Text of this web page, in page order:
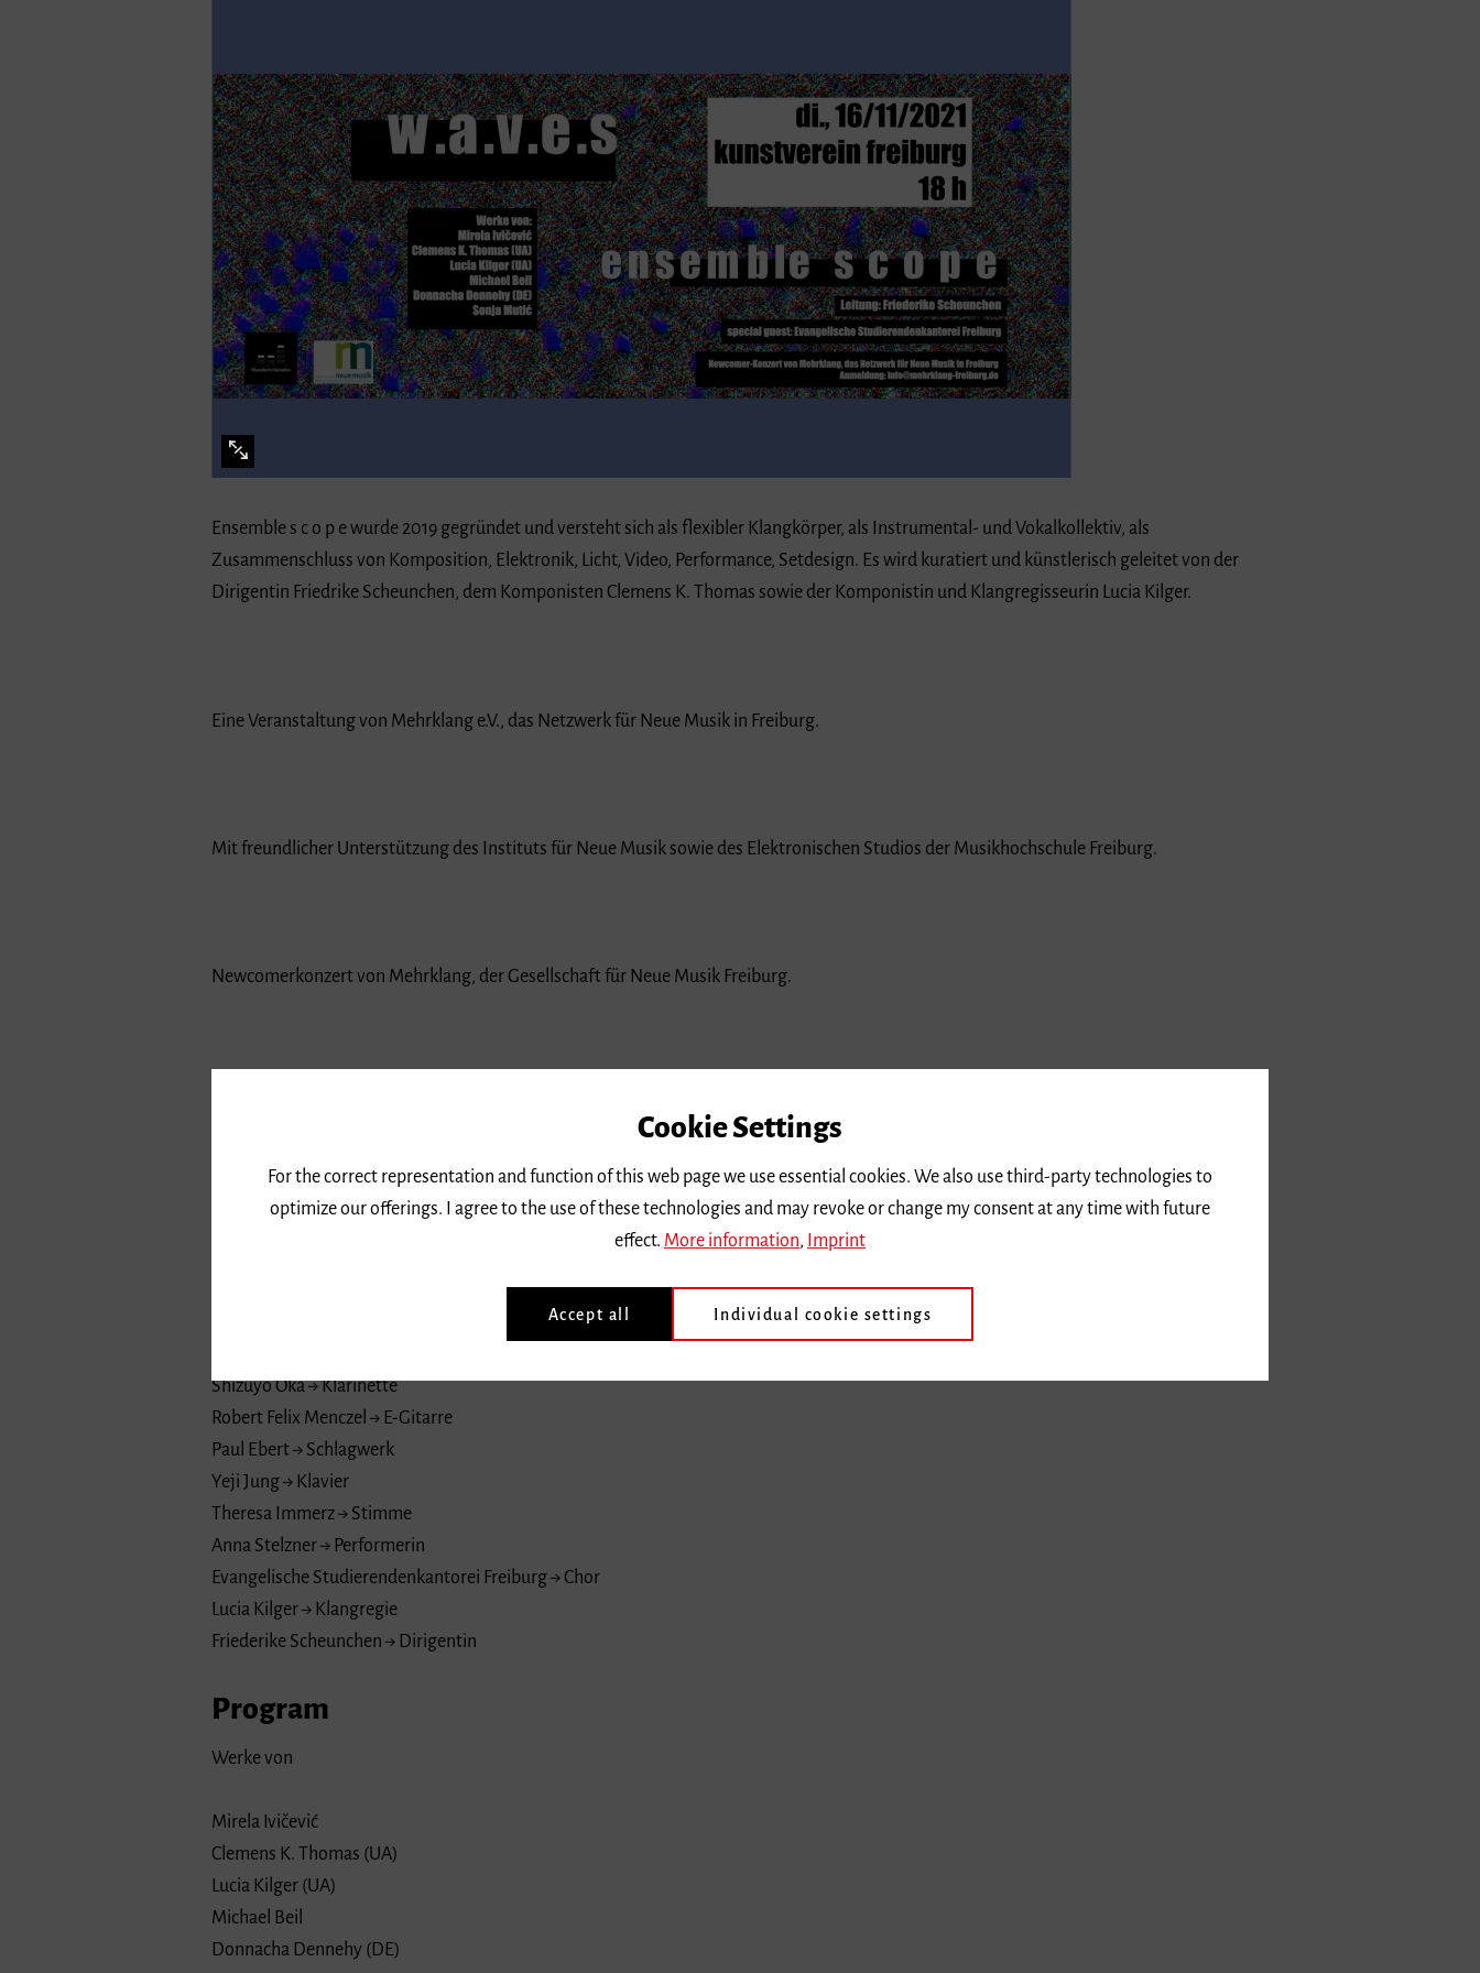
Ensemble s c o p e wurde 2019 gegründet und versteht sich als flexibler Klangkörper, als Instrumental- und Vokalkollektiv, als
Zusammenschluss von Komposition, Elektronik, Licht, Video, Performance, Setdesign. Es wird kuratiert und künstlerisch geleitet von der
Dirigentin Friedrike Scheunchen, dem Komponisten Clemens K. Thomas sowie der Komponistin und Klangregisseurin Lucia Kilger.
Eine Veranstaltung von Mehrklang e.V., das Netzwerk für Neue Musik in Freiburg.
Mit freundlicher Unterstützung des Instituts für Neue Musik sowie des Elektronischen Studios der Musikhochschule Freiburg.
Newcomerkonzert von Mehrklang, der Gesellschaft für Neue Musik Freiburg.
Shizuyo Oka → Klarinette
Robert Felix Menczel → E-Gitarre
Paul Ebert → Schlagwerk
Yeji Jung → Klavier
Theresa Immerz → Stimme
Anna Stelzner → Performerin
Evangelische Studierendenkantorei Freiburg → Chor
Lucia Kilger → Klangregie
Friederike Scheunchen → Dirigentin
Program
Werke von
Mirela Ivičević
Clemens K. Thomas (UA)
Lucia Kilger (UA)
Michael Beil
Donnacha Dennehy (DE)
Cookie Settings
For the correct representation and function of this web page we use essential cookies. We also use third-party technologies to
optimize our offerings. I agree to the use of these technologies and may revoke or change my consent at any time with future
effect. More information, Imprint
Accept all Individual cookie settings